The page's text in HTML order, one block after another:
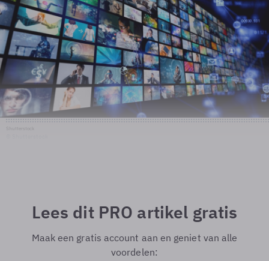
Lees dit PRO artikel gratis
Maak een gratis account aan en geniet van alle
voordelen: